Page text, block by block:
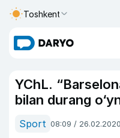
Toshkent
YChL.
bilan durang
Sport 08:09 / 26.02.2020